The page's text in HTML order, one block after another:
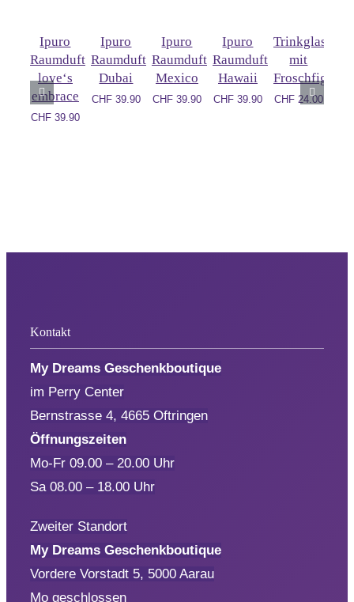
Ipuro
Raumduft
love‘s
embrace
CHF39.90
Ipuro
Raumduft
Dubai
CHF39.90
Ipuro
Raumduft
Mexico
CHF39.90
Ipuro
Raumduft
Hawaii
CHF39.90
Trinkglas
mit
Froschfigur
CHF24.00
Kontakt
My Dreams Geschenkboutique
im Perry Center
Bernstrasse 4, 4665 Oftringen
Öffnungszeiten
Mo-Fr 09.00 – 20.00 Uhr
Sa 08.00 – 18.00 Uhr
Zweiter Standort
My Dreams Geschenkboutique
Vordere Vorstadt 5, 5000 Aarau
Mo geschlossen